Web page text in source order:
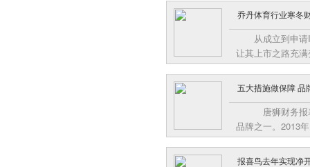
乔丹体育行业寒冬
从成立到申
让其上市之路充
布公告显示，属
先披露，与发审
得发行批文的企
五大措施做保障 品
唐狮财务报
品牌之一。2013
内多数品牌在销
双创新高。稳健
报喜鸟去年实现净